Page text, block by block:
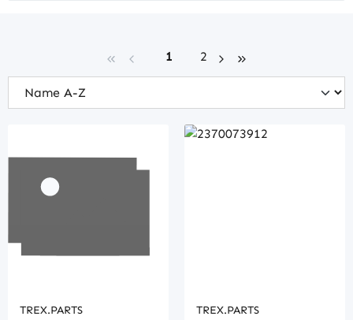
Seite
1 Seite
2
TREX.PARTS TREX.PARTS